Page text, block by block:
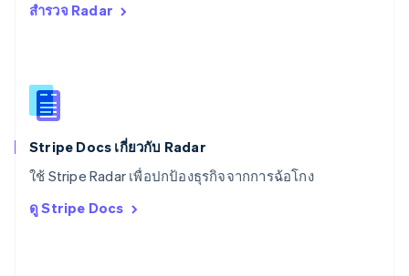
สำรวจ Radar
Stripe Docs เกี่ยวกับ Radar
ใช้ Stripe Radar เพื่อปกป้องธุรกิจจากการฉ้อโกง
ดู Stripe Docs
สหราชอาณาจักร
สิงคโปร์
English
ออสเตรเลีย
English
DeutschEnglish
ItalianoEnglish